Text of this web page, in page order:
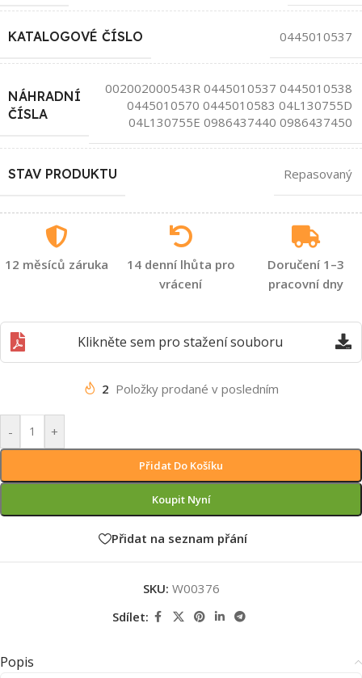
KATALOGOVÉ ČÍSLO 0445010537
NÁHRADNÍ
ČÍSLA
002002000543R 0445010537 0445010538
0445010570 0445010583 04L130755D
04L130755E 0986437440 0986437450
STAV PRODUKTU Repasovaný
12 měsíců záruka
14 denní lhůta pro
vrácení
Doručení 1–3
pracovní dny
Klikněte sem pro stažení souboru
2 Položky prodané v posledním
- +
Přidat Do Košíku
Koupit Nyní
Přidat na seznam přání
SKU: W00376
Sdílet:
Popis